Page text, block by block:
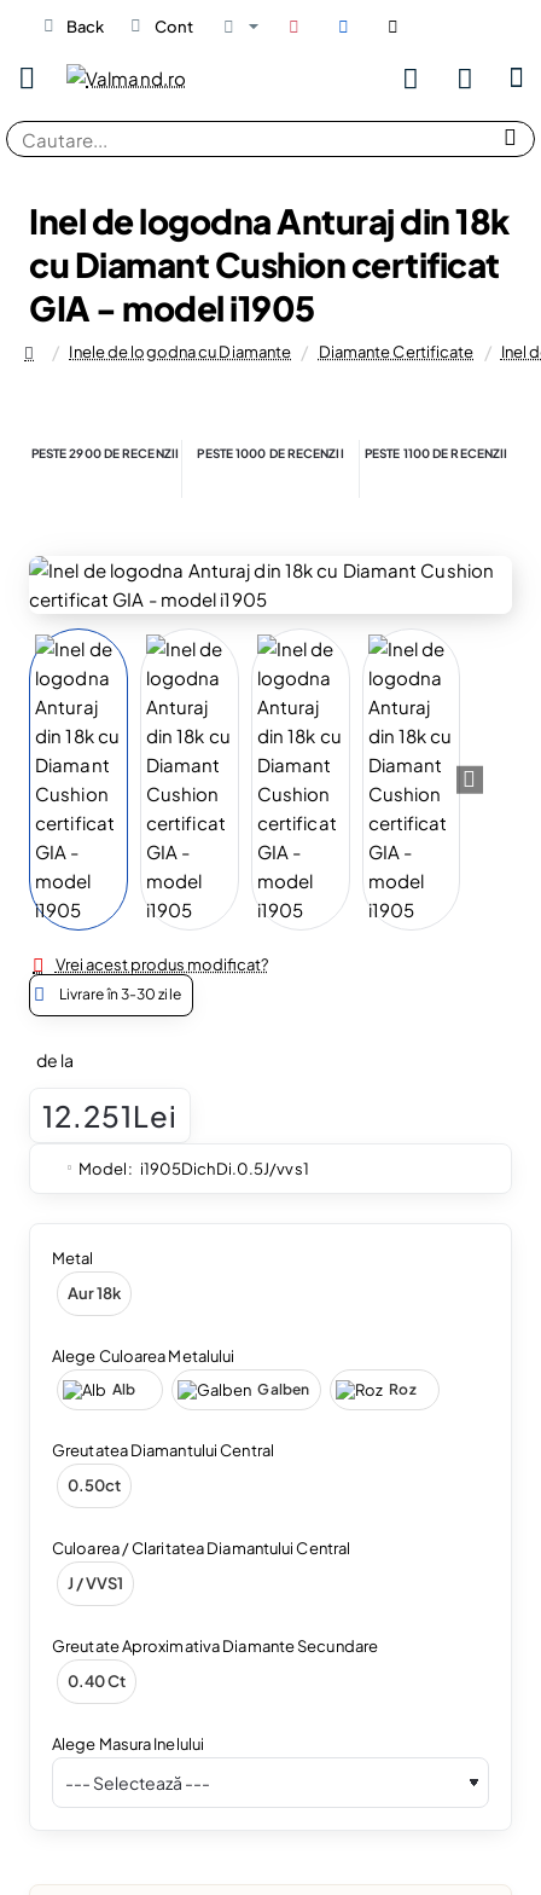
Back Cont
Cautare...
Inel de logodna Anturaj din 18k
cu Diamant Cushion certificat
GIA - model i1905
Inele de logodna cu Diamante Diamante Certificate Inel
PESTE 2900 DE RECENZII PESTE 1000 DE RECENZII PESTE 1100 DE RECENZII
Vrei acest produs modificat?
Livrare în 3-30 zile
de la
12.251Lei
Model: i1905DichDi.0.5J/vvs1
Metal
Aur 18k
Alege Culoarea Metalului
Alb Galben Roz
Greutatea Diamantului Central
0.50ct
Culoarea / Claritatea Diamantului Central
J / VVS1
Greutate Aproximativa Diamante Secundare
0.40 Ct
Alege Masura Inelului